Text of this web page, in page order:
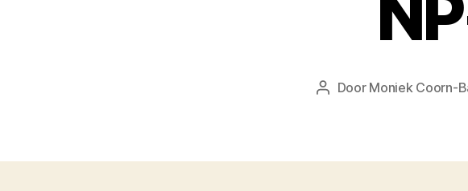
Berichtauteur
Door Moniek Coorn-